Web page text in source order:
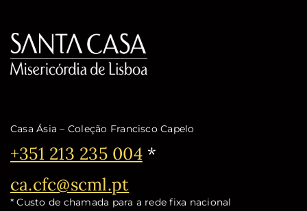
Casa Ásia – Coleção Francisco Capelo
Telefone:
+351 213 235 004*
Email:
ca.cfc@scml.pt
* Custo de chamada para a rede fixa nacional